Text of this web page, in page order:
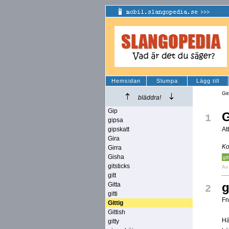
Hemsidan Slumpa Lägg till
bläddra!
Gip
gipsa
gipskatt
Gira
Girra
Gisha
gitsticks
gitt
Gitta
gitti
Gittig
Gittish
gitty
1
Av
2